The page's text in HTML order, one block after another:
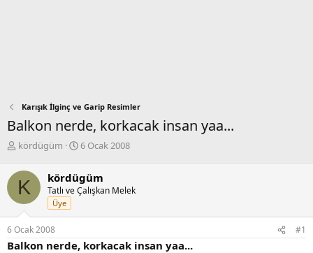
Karışık İlginç ve Garip Resimler
Balkon nerde, korkacak insan yaa...
K
n
b
u
y
u
b
a
kördügüm
B
l
a
g
ç
6 Ocak 2008
K kördügüm
Tatlı ve Çalışkan Melek
Üye
6 Ocak 2008 #1
Balkon nerde, korkacak insan yaa...